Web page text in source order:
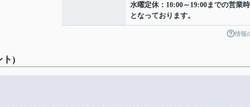
水曜定休：10:00～19:00までの営業
となっております。
情報
ト)